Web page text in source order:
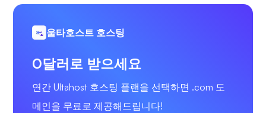
울타호스트 호스팅
0달러로 받으세요
연간 Ultahost 호스팅 플랜을 선택하면 .com 도
메인을 무료로 제공해드립니다!